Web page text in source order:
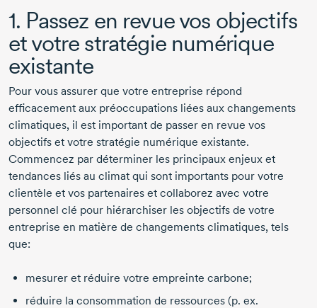
1. Passez en revue vos objectifs
et votre stratégie numérique
existante
Pour vous assurer que votre entreprise répond
efficacement aux préoccupations liées aux changements
climatiques, il est important de passer en revue vos
objectifs et votre stratégie numérique existante.
Commencez par déterminer les principaux enjeux et
tendances liés au climat qui sont importants pour votre
clientèle et vos partenaires et collaborez avec votre
personnel clé pour hiérarchiser les objectifs de votre
entreprise en matière de changements climatiques, tels
que:
mesurer et réduire votre empreinte carbone;
réduire la consommation de ressources (p. ex.